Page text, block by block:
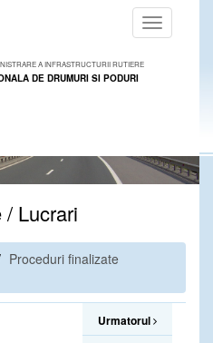
Toggle
navigation
A INFRASTRUCTURII RUTIERE
DE DRUMURI SI PODURI
/ Lucrari
Proceduri finalizate
Urmatorul